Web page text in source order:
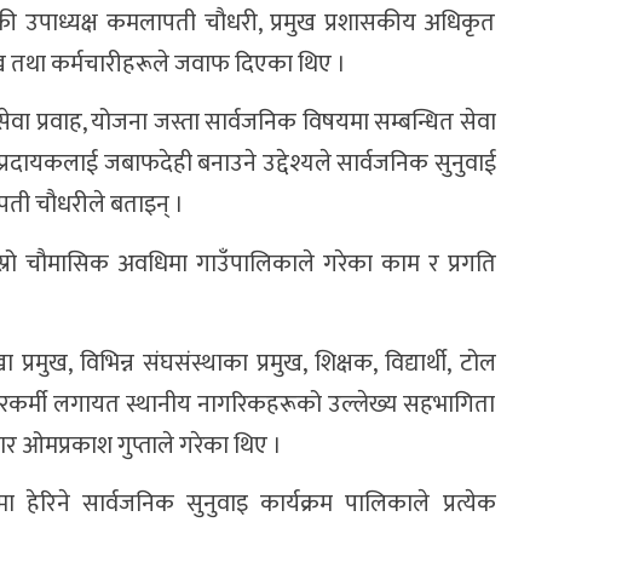
उपाध्यक्ष कमलापती चौधरी, प्रमुख प्रशासकीय अधिकृत
तथा कर्मचारीहरूले जवाफ दिएका थिए ।
प्रवाह, योजना जस्ता सार्वजनिक विषयमा सम्बन्धित सेवा
जबाफदेही बनाउने उद्देश्यले सार्वजनिक सुनुवाई
चौधरीले बताइन् ।
अवधिमा गाउँपालिकाले गरेका काम र प्रगति
विभिन्न संघसंस्थाका प्रमुख, शिक्षक, विद्यार्थी, टोल
लगायत स्थानीय नागरिकहरूको उल्लेख्य सहभागिता
ओमप्रकाश गुप्ताले गरेका थिए ।
हेरिने सार्वजनिक सुनुवाइ कार्यक्रम पालिकाले प्रत्येक